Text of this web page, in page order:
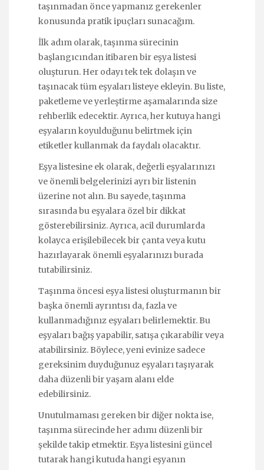
taşınmadan önce yapmanız gerekenler
konusunda pratik ipuçları sunacağım.
İlk adım olarak, taşınma sürecinin
başlangıcından itibaren bir eşya listesi
oluşturun. Her odayı tek tek dolaşın ve
taşınacak tüm eşyaları listeye ekleyin. Bu liste,
paketleme ve yerleştirme aşamalarında size
rehberlik edecektir. Ayrıca, her kutuya hangi
eşyaların koyulduğunu belirtmek için
etiketler kullanmak da faydalı olacaktır.
Eşya listesine ek olarak, değerli eşyalarınızı
ve önemli belgelerinizi ayrı bir listenin
üzerine not alın. Bu sayede, taşınma
sırasında bu eşyalara özel bir dikkat
gösterebilirsiniz. Ayrıca, acil durumlarda
kolayca erişilebilecek bir çanta veya kutu
hazırlayarak önemli eşyalarınızı burada
tutabilirsiniz.
Taşınma öncesi eşya listesi oluşturmanın bir
başka önemli ayrıntısı da, fazla ve
kullanmadığınız eşyaları belirlemektir. Bu
eşyaları bağış yapabilir, satışa çıkarabilir veya
atabilirsiniz. Böylece, yeni evinize sadece
gereksinim duyduğunuz eşyaları taşıyarak
daha düzenli bir yaşam alanı elde
edebilirsiniz.
Unutulmaması gereken bir diğer nokta ise,
taşınma sürecinde her adımı düzenli bir
şekilde takip etmektir. Eşya listesini güncel
tutarak hangi kutuda hangi eşyanın